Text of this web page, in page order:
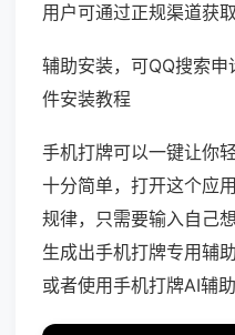
用户可通过正规渠道获取
辅助安装，可QQ搜索
件安装教程
手机打牌可以一键让你
十分简单，打开这个应
规律，只需要输入自己
生成出手机打牌专用辅
或者使用手机打牌AI辅